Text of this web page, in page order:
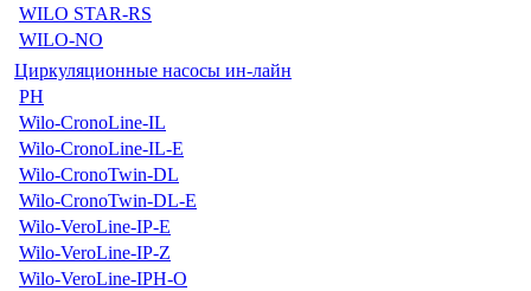
WILO STAR-RS
WILO-NO
Циркуляционные насосы ин-лайн
PH
Wilo-CronoLine-IL
Wilo-CronoLine-IL-E
Wilo-CronoTwin-DL
Wilo-CronoTwin-DL-E
Wilo-VeroLine-IP-E
Wilo-VeroLine-IP-Z
Wilo-VeroLine-IPH-O